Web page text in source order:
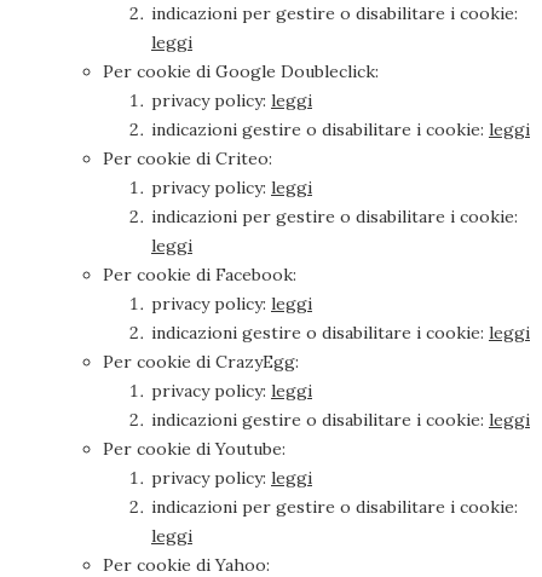
indicazioni per gestire o disabilitare i cookie:
leggi
Per cookie di Google Doubleclick:
privacy policy: leggi
indicazioni gestire o disabilitare i cookie: leggi
Per cookie di Criteo:
privacy policy: leggi
indicazioni per gestire o disabilitare i cookie:
leggi
Per cookie di Facebook:
privacy policy: leggi
indicazioni gestire o disabilitare i cookie: leggi
Per cookie di CrazyEgg:
privacy policy: leggi
indicazioni gestire o disabilitare i cookie: leggi
Per cookie di Youtube:
privacy policy: leggi
indicazioni per gestire o disabilitare i cookie:
leggi
Per cookie di Yahoo: